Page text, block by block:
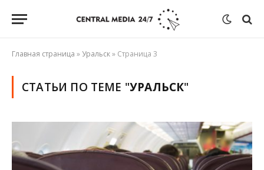
Главная страница » Уральск» Страница 3
СТАТЬИ ПО ТЕМЕ "УРАЛЬСК"